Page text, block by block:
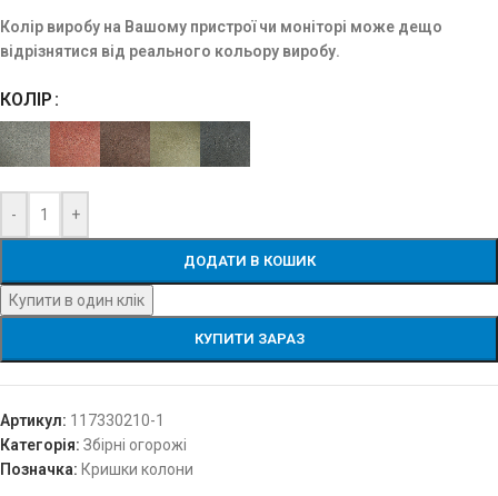
Колір виробу на Вашому пристрої чи моніторі може дещо
відрізнятися від реального кольору виробу.
КОЛІР
- +
ДОДАТИ В КОШИК
Купити в один клік
КУПИТИ ЗАРАЗ
Артикул: 117330210-1
Категорія: Збірні огорожі
Позначка: Кришки колони